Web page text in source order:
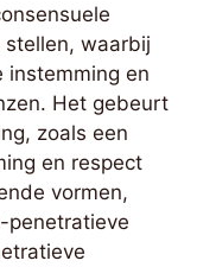
waarbij
instemming en
Het gebeurt
zoals een
en respect
vormen,
penetratieve